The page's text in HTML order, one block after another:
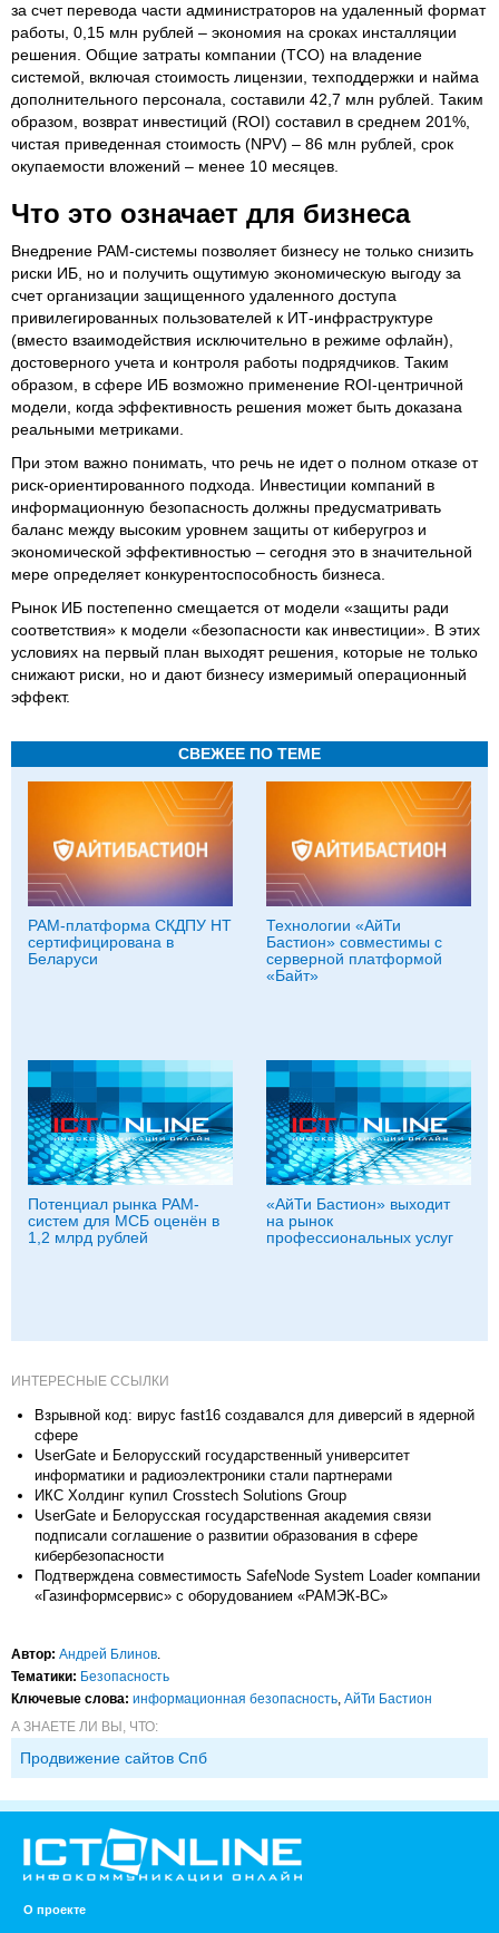
за счет перевода части администраторов на удаленный формат
работы, 0,15 млн рублей – экономия на сроках инсталляции
решения. Общие затраты компании (TCO) на владение
системой, включая стоимость лицензии, техподдержки и найма
дополнительного персонала, составили 42,7 млн рублей. Таким
образом, возврат инвестиций (ROI) составил в среднем 201%,
чистая приведенная стоимость (NPV) – 86 млн рублей, срок
окупаемости вложений – менее 10 месяцев.
Что это означает для бизнеса
Внедрение PAM-системы позволяет бизнесу не только снизить
риски ИБ, но и получить ощутимую экономическую выгоду за
счет организации защищенного удаленного доступа
привилегированных пользователей к ИТ-инфраструктуре
(вместо взаимодействия исключительно в режиме офлайн),
достоверного учета и контроля работы подрядчиков. Таким
образом, в сфере ИБ возможно применение ROI-центричной
модели, когда эффективность решения может быть доказана
реальными метриками.
При этом важно понимать, что речь не идет о полном отказе от
риск-ориентированного подхода. Инвестиции компаний в
информационную безопасность должны предусматривать
баланс между высоким уровнем защиты от киберугроз и
экономической эффективностью – сегодня это в значительной
мере определяет конкурентоспособность бизнеса.
Рынок ИБ постепенно смещается от модели «защиты ради
соответствия» к модели «безопасности как инвестиции». В этих
условиях на первый план выходят решения, которые не только
снижают риски, но и дают бизнесу измеримый операционный
эффект.
СВЕЖЕЕ ПО ТЕМЕ
PAM-платформа СКДПУ НТ
сертифицирована в
Беларуси
Технологии «АйТи
Бастион» совместимы с
серверной платформой
«Байт»
Потенциал рынка PAM-
систем для МСБ оценён в
1,2 млрд рублей
«АйТи Бастион» выходит
на рынок
профессиональных услуг
ИНТЕРЕСНЫЕ ССЫЛКИ
Взрывной код: вирус fast16 создавался для диверсий в ядерной
сфере
UserGate и Белорусский государственный университет
информатики и радиоэлектроники стали партнерами
ИКС Холдинг купил Crosstech Solutions Group
UserGate и Белорусская государственная академия связи
подписали соглашение о развитии образования в сфере
кибербезопасности
Подтверждена совместимость SafeNode System Loader компании
«Газинформсервис» с оборудованием «РАМЭК-ВС»
Автор: Андрей Блинов.
Тематики: Безопасность
Ключевые слова: информационная безопасность, АйТи Бастион
А ЗНАЕТЕ ЛИ ВЫ, ЧТО:
Продвижение сайтов Спб
О проекте